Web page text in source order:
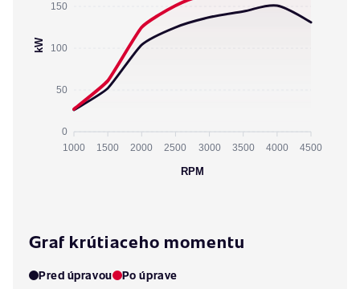
150
100
50
0
kW
1000 1500 2000 2500 3000 3500 4000 4500
RPM
Graf krútiaceho momentu
Pred úpravou Po úprave